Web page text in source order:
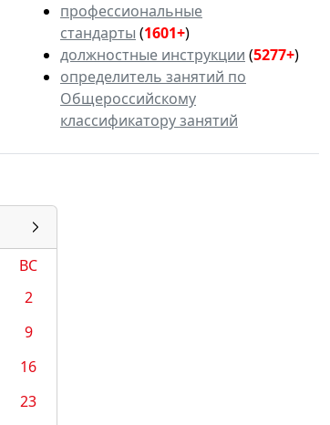
профессиональные
стандарты (1601+)
должностные инструкции (5277+)
определитель занятий по
Общероссийскому
классификатору занятий
ВС
2
9
16
23